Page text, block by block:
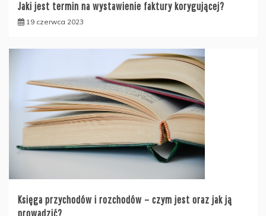
Jaki jest termin na wystawienie faktury korygującej?
19 czerwca 2023
Księga przychodów i rozchodów – czym jest oraz jak ją
prowadzić?